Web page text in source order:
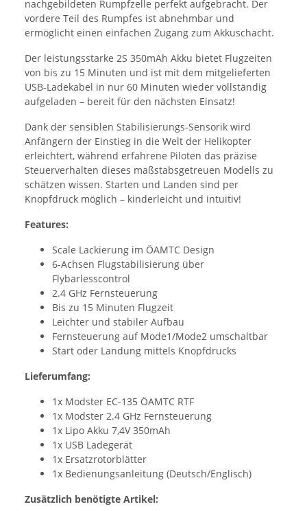
nachgebildeten Rumpfzelle perfekt aufgebracht. Der
vordere Teil des Rumpfes ist abnehmbar und
ermöglicht einen einfachen Zugang zum Akkuschacht.
Der leistungsstarke 2S 350mAh Akku bietet Flugzeiten
von bis zu 15 Minuten und ist mit dem mitgelieferten
USB-Ladekabel in nur 60 Minuten wieder vollständig
aufgeladen – bereit für den nächsten Einsatz!
Dank der sensiblen Stabilisierungs-Sensorik wird
Anfängern der Einstieg in die Welt der Helikopter
erleichtert, während erfahrene Piloten das präzise
Steuerverhalten dieses maßstabsgetreuen Modells zu
schätzen wissen. Starten und Landen sind per
Knopfdruck möglich – kinderleicht und intuitiv!
Features:
Scale Lackierung im ÖAMTC Design
6-Achsen Flugstabilisierung über
Flybarlesscontrol
2.4 GHz Fernsteuerung
Bis zu 15 Minuten Flugzeit
Leichter und stabiler Aufbau
Fernsteuerung auf Mode1/Mode2 umschaltbar
Start oder Landung mittels Knopfdrucks
Lieferumfang:
1x Modster EC-135 ÖAMTC RTF
1x Modster 2.4 GHz Fernsteuerung
1x Lipo Akku 7,4V 350mAh
1x USB Ladegerät
1x Ersatzrotorblätter
1x Bedienungsanleitung (Deutsch/Englisch)
Zusätzlich benötigte Artikel: